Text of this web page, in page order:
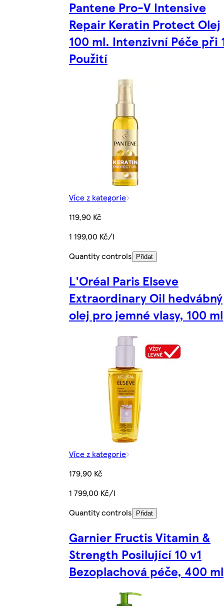
Pantene Pro-V Intensive
Repair Keratin Protect Olej
100 ml. Intenzivní Péče při
Použití
Více z kategorie
119,90 Kč
1 199,00 Kč/l
Quantity controls
Přidat
L'Oréal Paris Elseve
Extraordinary Oil hedvábný
olej pro jemné vlasy, 100 ml
Více z kategorie
179,90 Kč
1 799,00 Kč/l
Quantity controls
Přidat
Garnier Fructis Vitamin &
Strength Posilující 10 v1
Bezoplachová péče, 400 ml